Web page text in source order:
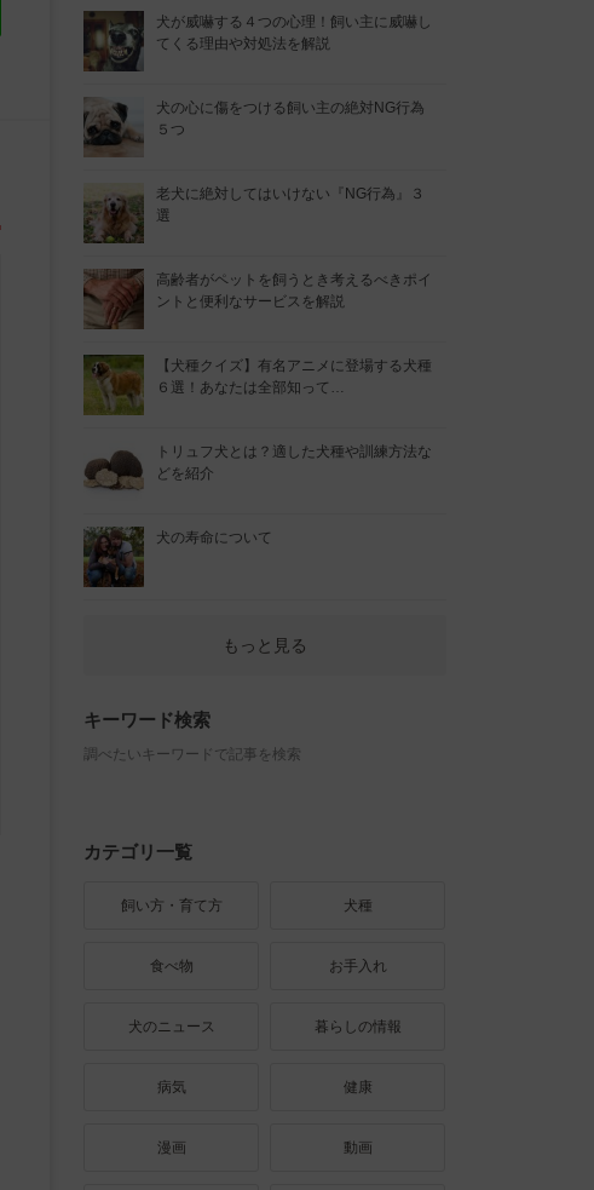
犬が威嚇する４つの心理！飼い主に威嚇し
てくる理由や対処法を解説
犬の心に傷をつける飼い主の絶対NG行為
５つ
老犬に絶対してはいけない『NG行為』３
選
高齢者がペットを飼うとき考えるべきポイ
ントと便利なサービスを解説
【犬種クイズ】有名アニメに登場する犬種
６選！あなたは全部知って…
トリュフ犬とは？適した犬種や訓練方法な
どを紹介
犬の寿命について
もっと見る
キーワード検索
調べたいキーワードで記事を検索
カテゴリ一覧
飼い方・育て方 犬種
食べ物 お手入れ
犬のニュース 暮らしの情報
病気 健康
漫画 動画